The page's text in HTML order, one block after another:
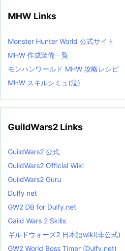
MHW Links
Monster Hunter World 公式サイト
MHW 作成装備一覧
モンハンワールド MHW 攻略レシピ
MHW スキルシミュ(泣)
GuildWars2 Links
GuildWars2 公式
GuildWars2 Official Wiki
GuildWars2 Guru
Dulfy net
GW2 DB for Dulfy.net
Gaild Wars 2 Skills
ギルドウォーズ2 日本語wiki(非公式)
GW2 World Boss Timer (Dulfy.net)